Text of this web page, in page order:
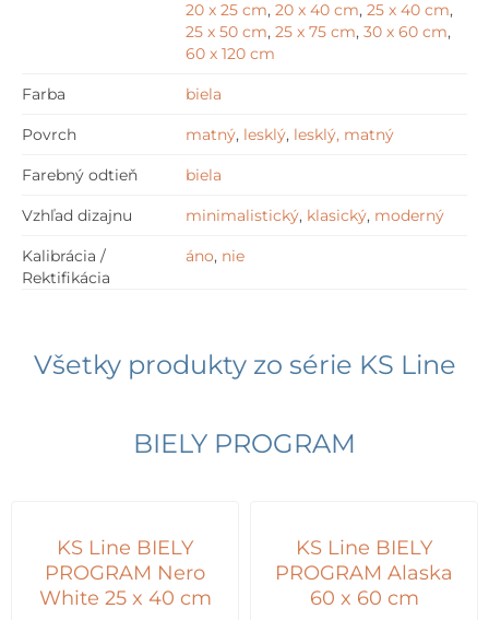
20 x 25 cm, 20 x 40 cm, 25 x 40 cm,
25 x 50 cm, 25 x 75 cm, 30 x 60 cm,
60 x 120 cm
Farba biela
Povrch matný, lesklý, lesklý, matný
Farebný odtieň biela
Vzhľad dizajnu minimalistický, klasický, moderný
Kalibrácia /
Rektifikácia
áno, nie
Všetky produkty zo série KS Line
BIELY PROGRAM
KS Line BIELY
PROGRAM Nero
White 25 x 40 cm
KS Line BIELY
PROGRAM Alaska
60 x 60 cm